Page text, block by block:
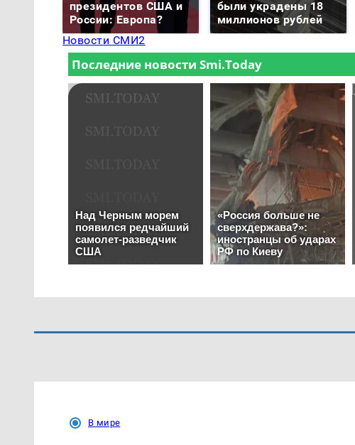
президентов США и
России: Европа?
были украдены 18
миллионов рублей
Новости СМИ2
В мире